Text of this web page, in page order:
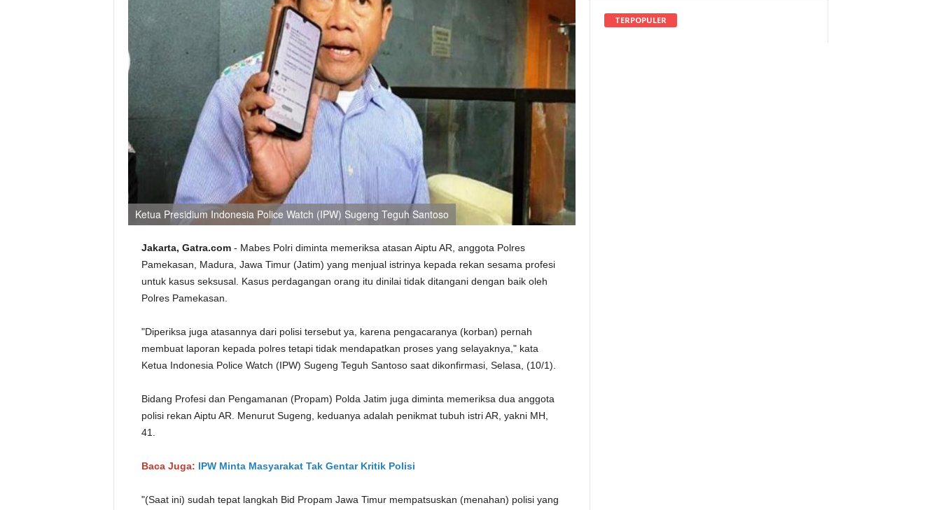
Ketua Presidium Indonesia Police Watch (IPW) Sugeng Teguh Santoso
Jakarta, Gatra.com - Mabes Polri diminta memeriksa atasan Aiptu AR, anggota Polres
Pamekasan, Madura, Jawa Timur (Jatim) yang menjual istrinya kepada rekan sesama profesi
untuk kasus seksusal. Kasus perdagangan orang itu dinilai tidak ditangani dengan baik oleh
Polres Pamekasan.
"Diperiksa juga atasannya dari polisi tersebut ya, karena pengacaranya (korban) pernah
membuat laporan kepada polres tetapi tidak mendapatkan proses yang selayaknya," kata
Ketua Indonesia Police Watch (IPW) Sugeng Teguh Santoso saat dikonfirmasi, Selasa, (10/1).
Bidang Profesi dan Pengamanan (Propam) Polda Jatim juga diminta memeriksa dua anggota
polisi rekan Aiptu AR. Menurut Sugeng, keduanya adalah penikmat tubuh istri AR, yakni MH,
41.
Baca Juga: IPW Minta Masyarakat Tak Gentar Kritik Polisi
"(Saat ini) sudah tepat langkah Bid Propam Jawa Timur mempatsuskan (menahan) polisi yang